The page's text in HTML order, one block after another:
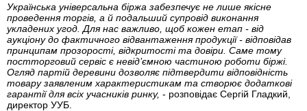
Українська універсальна біржа забезпечує не лише якісне
проведення торгів, а й подальший супровід виконання
укладених угод. Для нас важливо, щоб кожен етап - від
аукціону до фактичного відвантаження продукції - відповідав
принципам прозорості, відкритості та довіри. Саме тому
постторговий сервіс є невід’ємною частиною роботи біржі.
Огляд партій деревини дозволяє підтвердити відповідність
товару заявленим характеристикам та створює додаткові
гарантії для всіх учасників ринку, - розповідає Сергій Гладкий,
директор УУБ.